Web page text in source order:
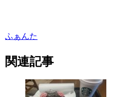
ふぁんた
関連記事